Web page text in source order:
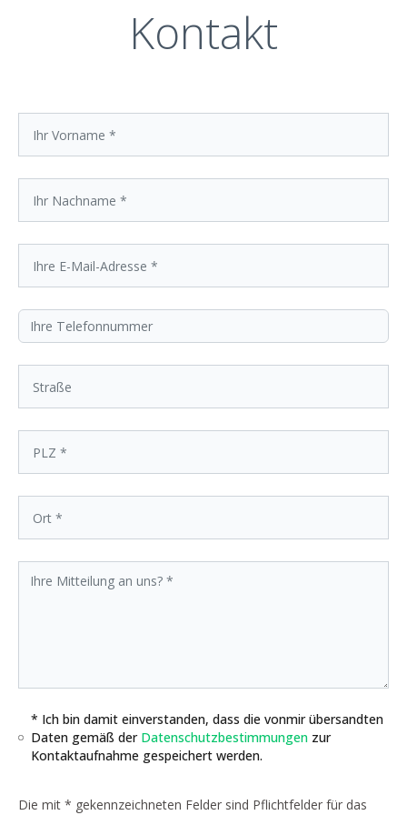
Kontakt
* Ich bin damit einverstanden, dass die vonmir übersandten
Daten gemäß der Datenschutzbestimmungen zur
Kontaktaufnahme gespeichert werden.
Die mit * gekennzeichneten Felder sind Pflichtfelder für das